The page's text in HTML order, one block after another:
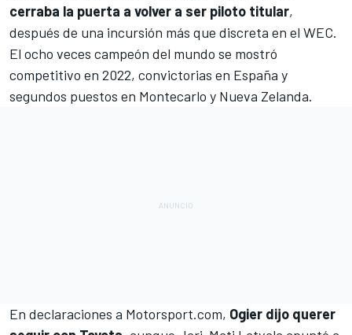
cerraba la puerta a volver a ser piloto titular,
después de una incursión más que discreta en el WEC.
El ocho veces campeón del mundo se mostró
competitivo en 2022, convictorias en España y
segundos puestos en Montecarlo y Nueva Zelanda.
En declaraciones a Motorsport.com, Ogier dijo querer